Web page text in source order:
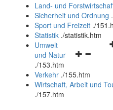
und
schließen
Land- und
Sicherheit und Ordnung .
Sport und Freizeit ./
Statistik ./statistik.htm
und
schließen
Umwelt
und Natur
./153.htm
Verkehr ./155.htm
Wirtschaft, Arbeit und
./157.htm